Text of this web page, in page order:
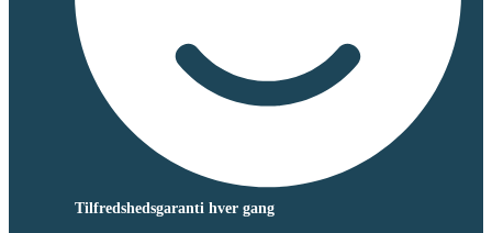
Tilfredshedsgaranti hver gang